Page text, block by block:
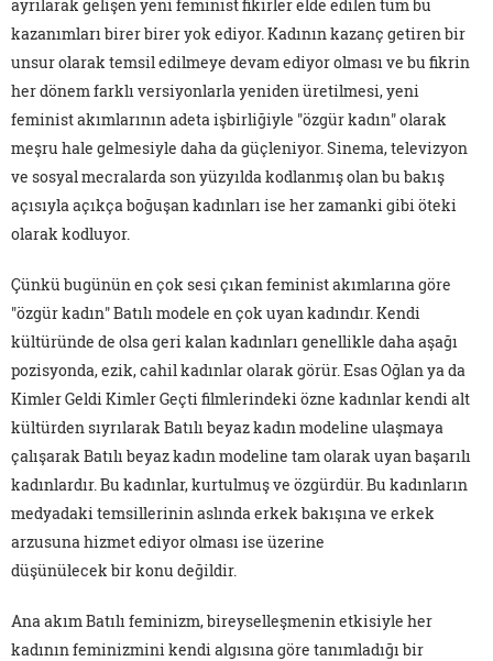
ayrılarak gelişen yeni feminist fikirler elde edilen tüm bu
kazanımları birer birer yok ediyor. Kadının kazanç getiren bir
unsur olarak temsil edilmeye devam ediyor olması ve bu fikrin
her dönem farklı versiyonlarla yeniden üretilmesi, yeni
feminist akımlarının adeta işbirliğiyle "özgür kadın" olarak
meşru hale gelmesiyle daha da güçleniyor. Sinema, televizyon
ve sosyal mecralarda son yüzyılda kodlanmış olan bu bakış
açısıyla açıkça boğuşan kadınları ise her zamanki gibi öteki
olarak kodluyor.
Çünkü bugünün en çok sesi çıkan feminist akımlarına göre
"özgür kadın" Batılı modele en çok uyan kadındır. Kendi
kültüründe de olsa geri kalan kadınları genellikle daha aşağı
pozisyonda, ezik, cahil kadınlar olarak görür. Esas Oğlan ya da
Kimler Geldi Kimler Geçti filmlerindeki özne kadınlar kendi alt
kültürden sıyrılarak Batılı beyaz kadın modeline ulaşmaya
çalışarak Batılı beyaz kadın modeline tam olarak uyan başarılı
kadınlardır. Bu kadınlar, kurtulmuş ve özgürdür. Bu kadınların
medyadaki temsillerinin aslında erkek bakışına ve erkek
arzusuna hizmet ediyor olması ise üzerine
düşünülecek bir konu değildir.
Ana akım Batılı feminizm, bireyselleşmenin etkisiyle her
kadının feminizmini kendi algısına göre tanımladığı bir